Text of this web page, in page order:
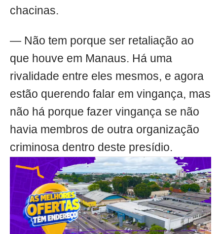
chacinas.
— Não tem porque ser retaliação ao
que houve em Manaus. Há uma
rivalidade entre eles mesmos, e agora
estão querendo falar em vingança, mas
não há porque fazer vingança se não
havia membros de outra organização
criminosa dentro deste presídio.